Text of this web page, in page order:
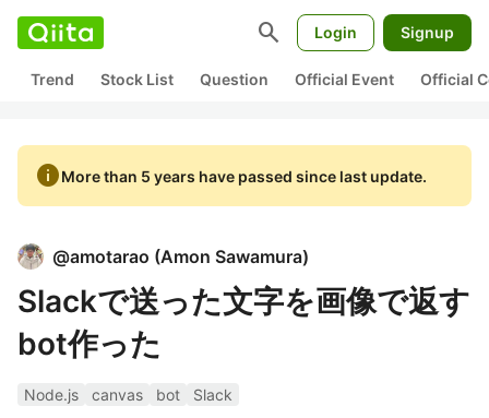
search Login Signup
Trend Stock List Question Official Event Official
infoMore than 5 years have passed since last update.
@amotarao (Amon Sawamura)
Slackで送った文字を画像で返す
bot作った
Node.js canvas bot
Slack